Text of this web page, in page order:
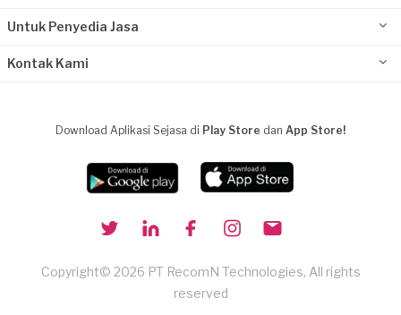
Untuk Penyedia Jasa
Kontak Kami
Download Aplikasi Sejasa di Play Store dan App Store!
Copyright© 2026 PT RecomN Technologies, All rights
reserved